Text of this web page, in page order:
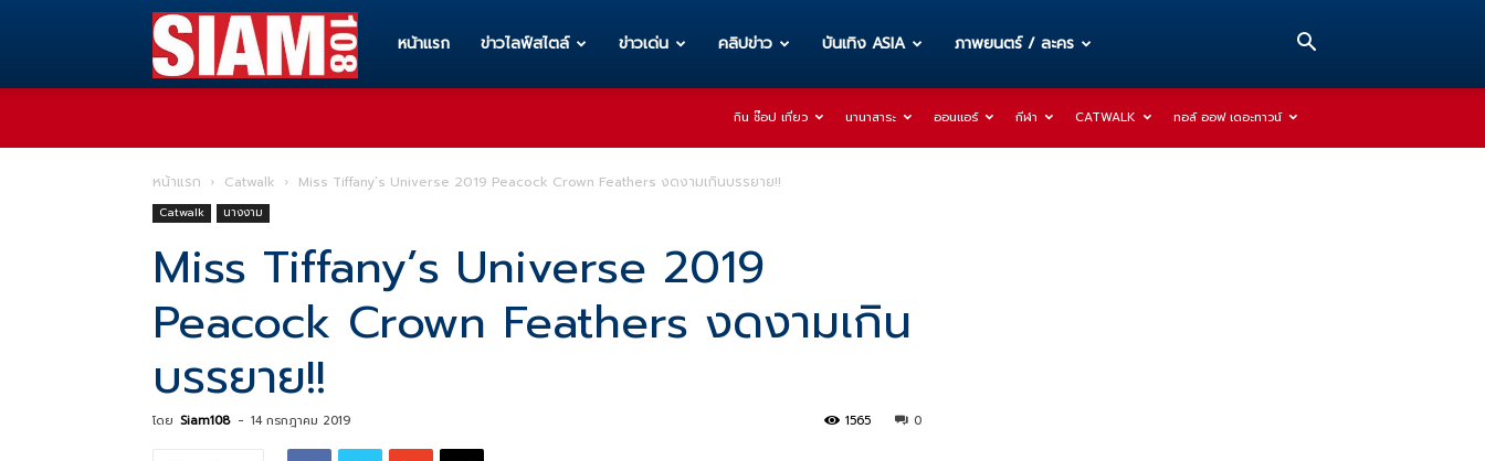
Siam108
หน้าแรก ข่าวไลฟ์สไตล์ ข่าวเด่น คลิปข่าว บันเทิง ASIA ภาพยนตร์ / ละคร
กิน ช๊อป เที่ยว นานาสาระ ออนแอร์ กีฬา CATWALK ทอล์ ออฟ เดอะทาวน์
หน้าแรก Catwalk Miss Tiffany’s Universe 2019 Peacock Crown Feathers งดงามเกินบรรยาย!!
Catwalk นางงาม
Miss Tiffany’s Universe 2019
Peacock Crown Feathers งดงามเกิน
บรรยาย!!
โดย Siam108 - 14 กรกฎาคม 2019 0
1565